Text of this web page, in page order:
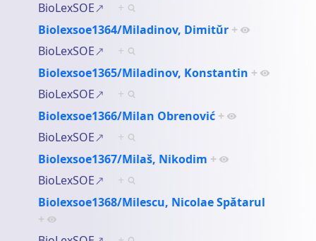
BioLexSOE
+
Biolexsoe1364/Miladinov, Dimitŭr +
BioLexSOE
+
Biolexsoe1365/Miladinov, Konstantin +
BioLexSOE
+
Biolexsoe1366/Milan Obrenović +
BioLexSOE
+
Biolexsoe1367/Milaš, Nikodim +
BioLexSOE
+
Biolexsoe1368/Milescu, Nicolae Spătarul
+